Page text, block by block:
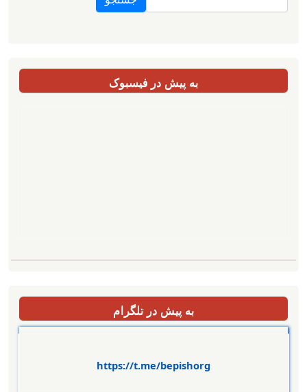
به پیش در فیسبوک
به پیش در تلگرام
https://t.me/bepishorg